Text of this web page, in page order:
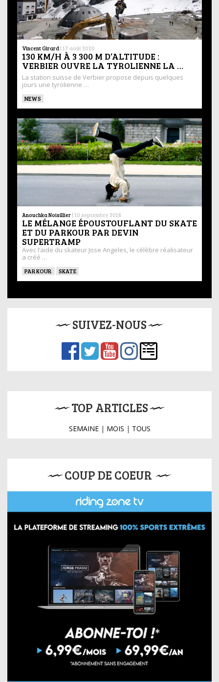
Vincent Girard | 17 août 2020
130 KM/H À 3 300 M D’ALTITUDE :
VERBIER OUVRE LA TYROLIENNE LA …
La station suisse de Verbier propose depuis quelques
jours une tyrolienne …
NEWS
Anouchka Noisillier | 10 septembre 2018
LE MÉLANGE ÉPOUSTOUFLANT DU SKATE
ET DU PARKOUR PAR DEVIN
SUPERTRAMP
Avec l’aide du skateur Jose Angeles, le célèbre réalisateur
a créé …
PARKOUR SKATE
SUIVEZ-NOUS
TOP ARTICLES
SEMAINE| MOIS | TOUS
COUP DE COEUR